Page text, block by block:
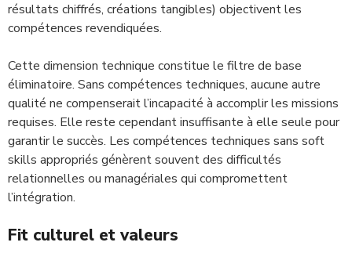
résultats chiffrés, créations tangibles) objectivent les
compétences revendiquées.
Cette dimension technique constitue le filtre de base
éliminatoire. Sans compétences techniques, aucune autre
qualité ne compenserait l’incapacité à accomplir les missions
requises. Elle reste cependant insuffisante à elle seule pour
garantir le succès. Les compétences techniques sans soft
skills appropriés génèrent souvent des difficultés
relationnelles ou managériales qui compromettent
l’intégration.
Fit culturel et valeurs